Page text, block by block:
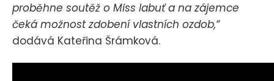
proběhne soutěž o Miss labuť a na zájemce
čeká možnost zdobení vlastních ozdob,“
dodává Kateřina Šrámková.